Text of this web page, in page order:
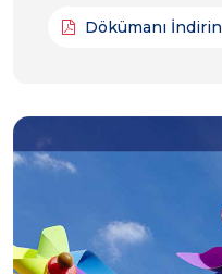
Dökümanı İndirin